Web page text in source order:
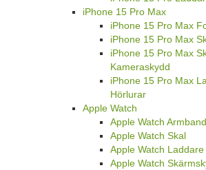
iPhone 15 Pro Max
iPhone 15 Pro Max
iPhone 15 Pro Max
iPhone 15 Pro Max
Kameraskydd
iPhone 15 Pro Max
Hörlurar
Apple Watch
Apple Watch Armband
Apple Watch Skal
Apple Watch Laddare
Apple Watch